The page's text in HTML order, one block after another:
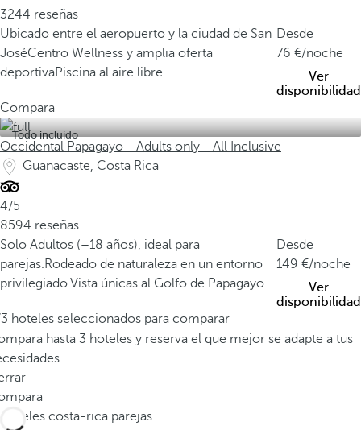
3244 reseñas
Ubicado entre el aeropuerto y la ciudad de San
JoséCentro Wellness y amplia oferta
deportivaPiscina al aire libre
Desde
76
/noche
Ver
disponibilidad
Compara
Todo incluido
Occidental Papagayo - Adults only - All Inclusive
Guanacaste, Costa Rica
4/5
8594 reseñas
Solo Adultos (+18 años), ideal para
parejas.Rodeado de naturaleza en un entorno
privilegiado.Vista únicas al Golfo de Papagayo.
Desde
149
/noche
Ver
disponibilidad
hoteles seleccionados para comparar
hasta 3 hoteles y reserva el que mejor se adapte a tus
Hoteles costa-rica parejas